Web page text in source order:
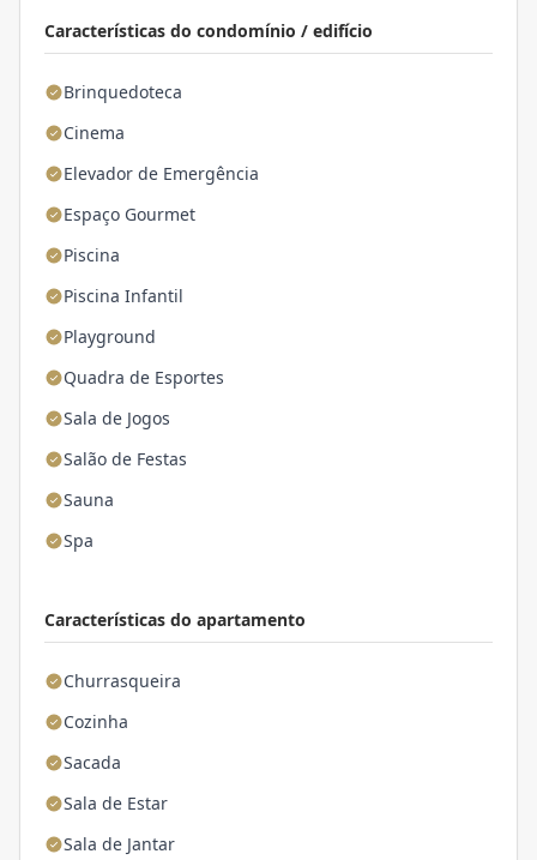
Características do condomínio / edifício
Brinquedoteca
Cinema
Elevador de Emergência
Espaço Gourmet
Piscina
Piscina Infantil
Playground
Quadra de Esportes
Sala de Jogos
Salão de Festas
Sauna
Spa
Características do apartamento
Churrasqueira
Cozinha
Sacada
Sala de Estar
Sala de Jantar